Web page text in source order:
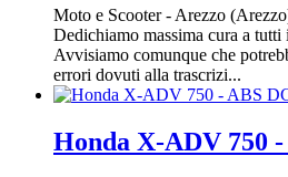
Moto e Scooter- Arezzo
Dedichiamo massima cura a
Avvisiamo comunque che
errori dovuti alla trascrizi...
Honda X-ADV 750